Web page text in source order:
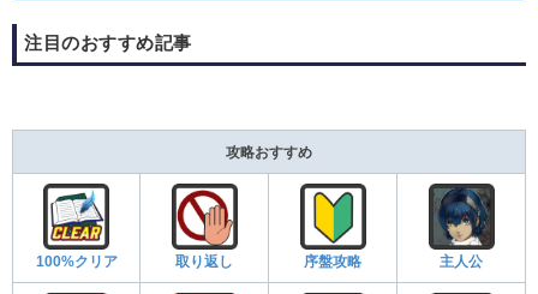
注目のおすすめ記事
攻略おすすめ
100%クリア 取り返し 序盤攻略 主人公